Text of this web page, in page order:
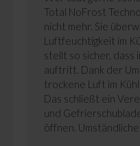
Total NoFrost
nicht mehr. Sie
Luftfeuchtigkeit im
stellt so sicher, dass
auftritt. Dank der
trockene Luft im
Das schließt ein
und
öffnen.